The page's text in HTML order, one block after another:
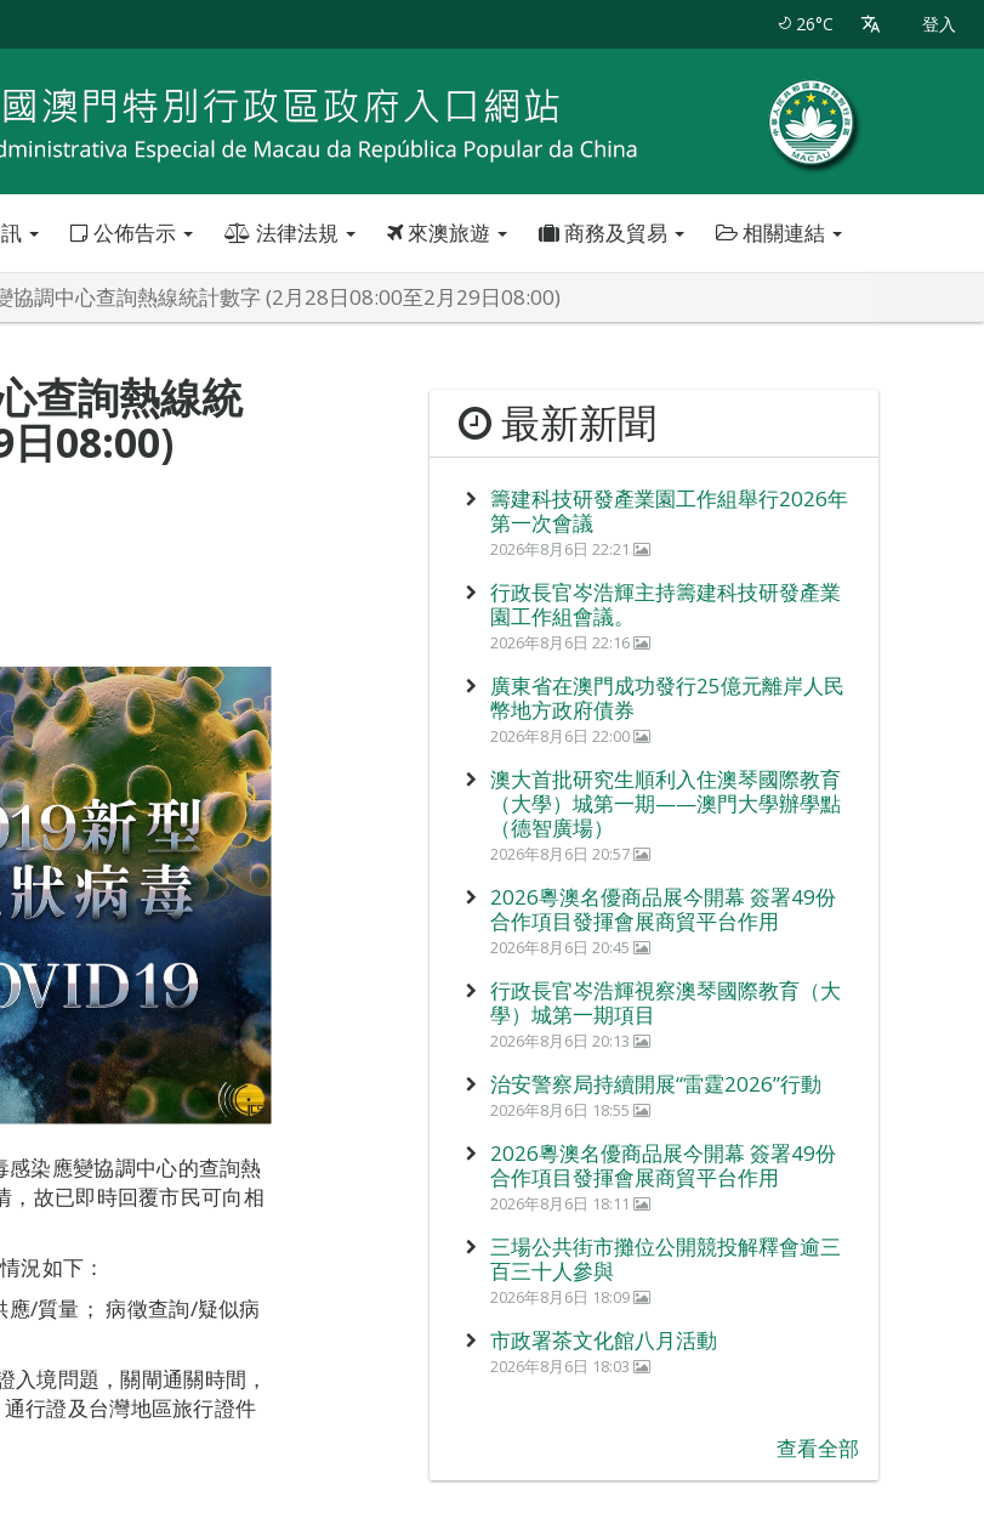
26°C 登入
公佈告示 法律法規 來澳旅遊 商務及貿易 相關連結
協調中心查詢熱線統計數字 (2月28日08:00至2月29日08:00)
查詢熱線統
日08:00)
染應變協調中心的查詢熱
，故已即時回覆市民可向相
況如下：
/質量； 病徵查詢/疑似病
境問題，關閘通關時間，
行證及台灣地區旅行證件
最新新聞
籌建科技研發產業園工作組舉行2026年
第一次會議
2026年8月6日 22:21
行政長官岑浩輝主持籌建科技研發產業
園工作組會議。
2026年8月6日 22:16
廣東省在澳門成功發行25億元離岸人民
幣地方政府債券
2026年8月6日 22:00
澳大首批研究生順利入住澳琴國際教育
（大學）城第一期——澳門大學辦學點
（德智廣場）
2026年8月6日 20:57
2026粵澳名優商品展今開幕 簽署49份
合作項目發揮會展商貿平台作用
2026年8月6日 20:45
行政長官岑浩輝視察澳琴國際教育（大
學）城第一期項目
2026年8月6日 20:13
治安警察局持續開展“雷霆2026”行動
2026年8月6日 18:55
2026粵澳名優商品展今開幕 簽署49份
合作項目發揮會展商貿平台作用
2026年8月6日 18:11
三場公共街市攤位公開競投解釋會逾三
百三十人參與
2026年8月6日 18:09
市政署茶文化館八月活動
2026年8月6日 18:03
查看全部